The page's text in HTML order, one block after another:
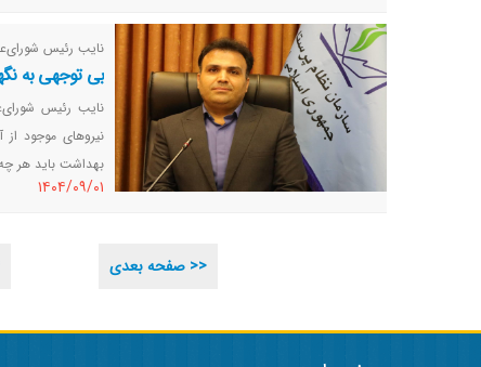
نایب‌ رئیس
بی توجهی به
نایب‌ رئیس
نیروهای موجود
بهداشت باید هر چه
١٤٠٤/٠٩/٠١
صفحه بعدی >>